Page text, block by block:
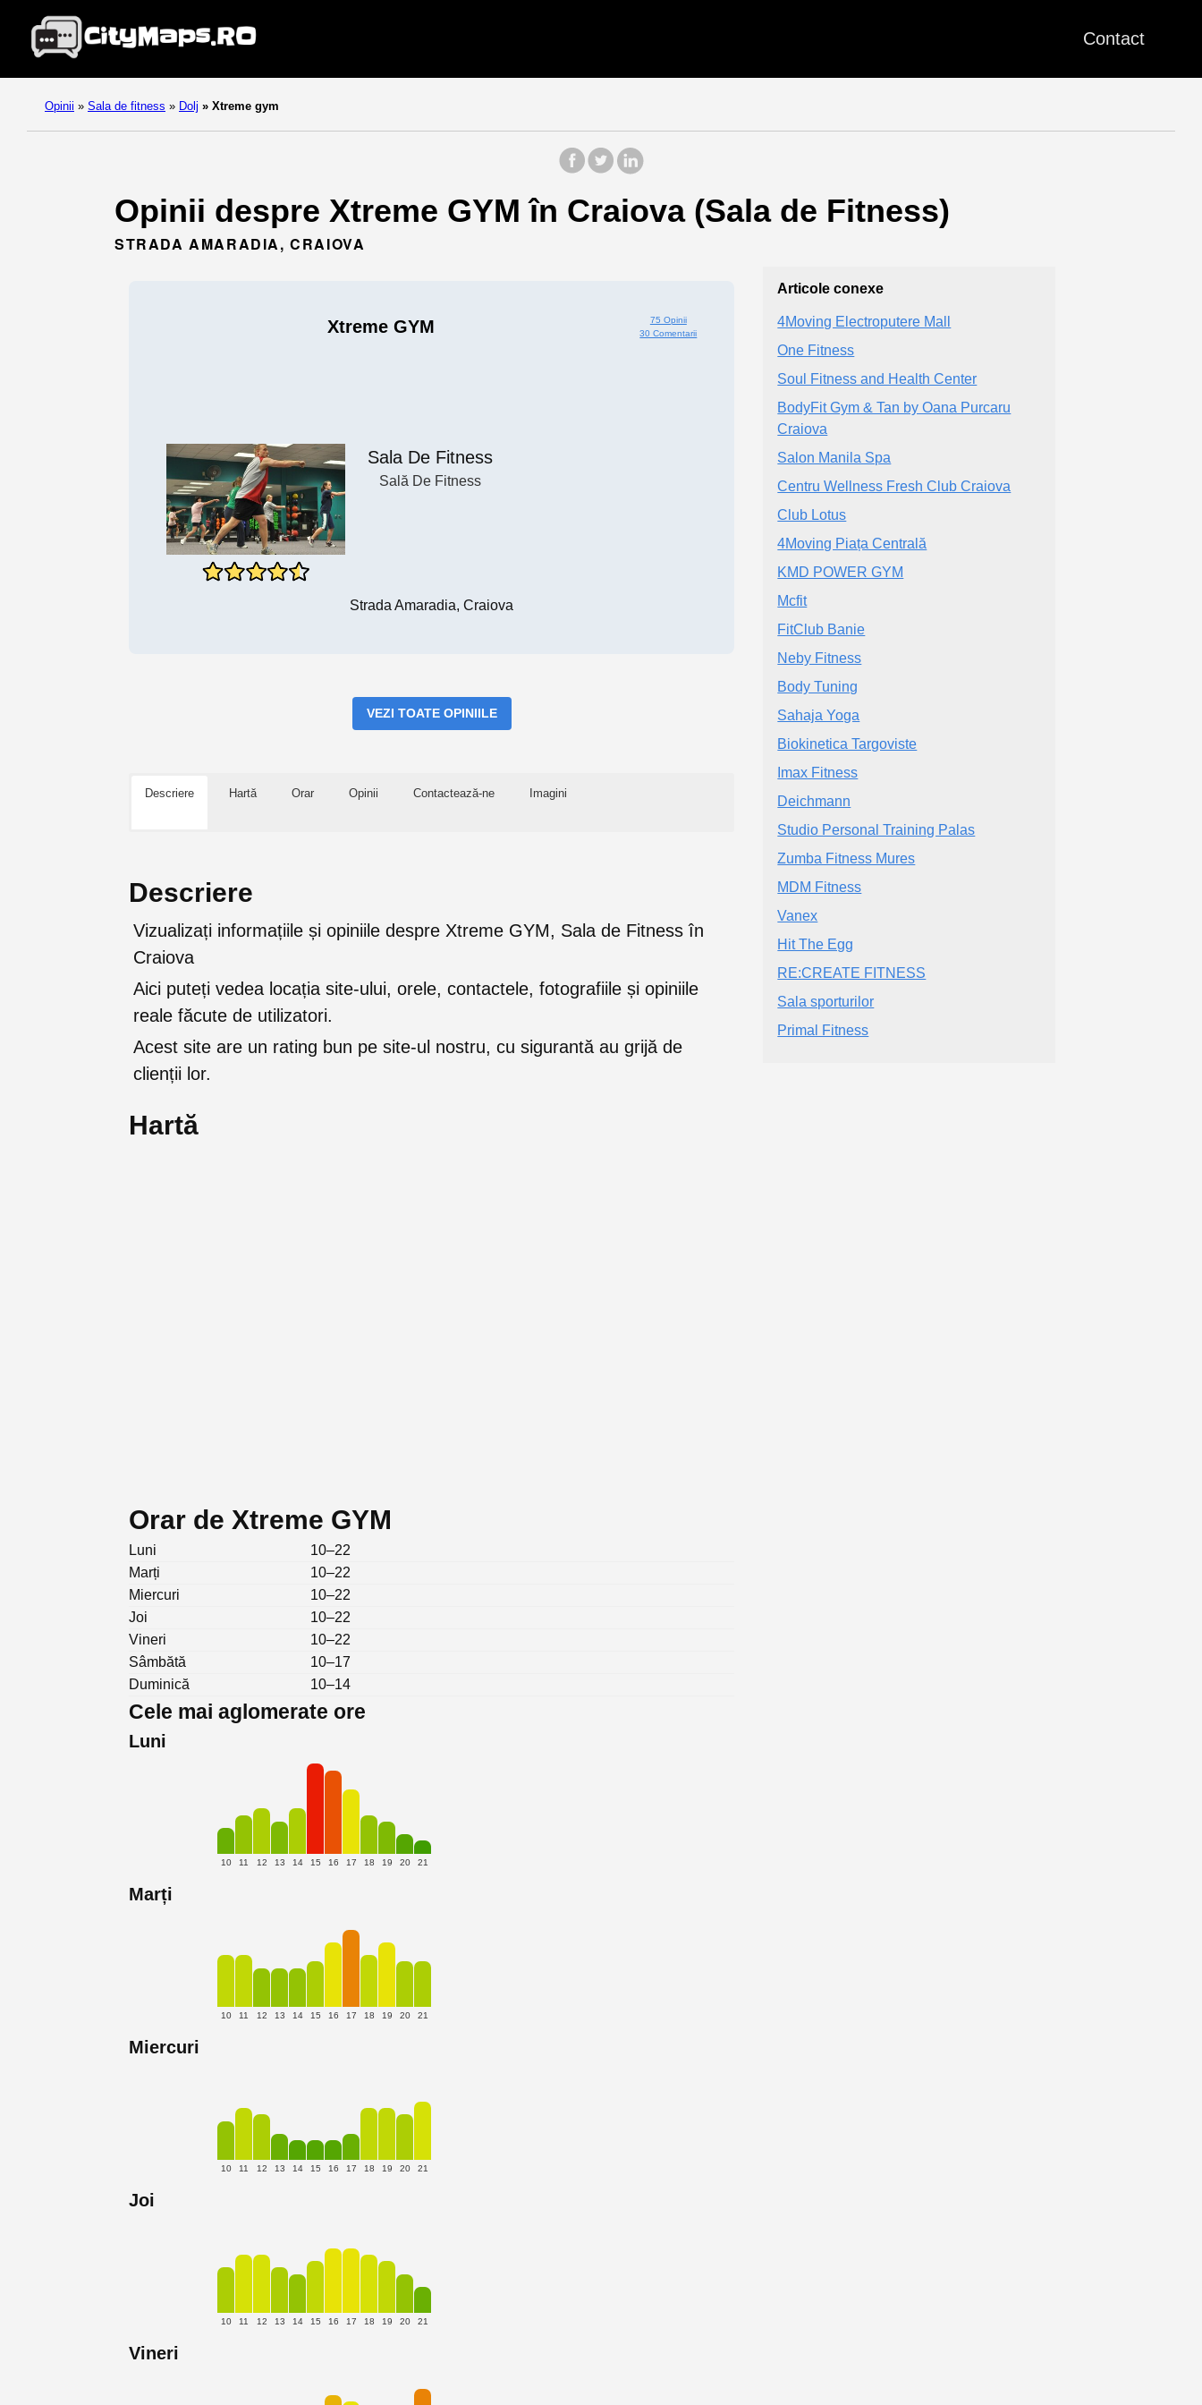
Contact
Opinii » Sala de fitness » Dolj » Xtreme gym
Opinii despre Xtreme GYM în Craiova (Sala de Fitness)
STRADA AMARADIA, CRAIOVA
Xtreme GYM
75 Opinii
30 Comentarii
Sala De Fitness
Sală De Fitness
Strada Amaradia, Craiova
VEZI TOATE OPINIILE
Descriere Hartă Orar Opinii Contactează-ne Imagini
Descriere
Vizualizați informațiile și opiniile despre Xtreme GYM, Sala de Fitness în
Craiova
Aici puteți vedea locația site-ului, orele, contactele, fotografiile și opiniile
reale făcute de utilizatori.
Acest site are un rating bun pe site-ul nostru, cu sigurantă au grijă de
clienții lor.
Hartă
Orar de Xtreme GYM
Luni
10–22
Marți
10–22
Miercuri
10–22
Joi
10–22
Vineri
10–22
Sâmbătă
10–17
Duminică
10–14
Cele mai aglomerate ore
Luni
10 11 12 13 14 15 16 17 18 19 20 21
Marți
10 11 12 13 14 15 16 17 18 19 20 21
Miercuri
10 11 12 13 14 15 16 17 18 19 20 21
Joi
10 11 12 13 14 15 16 17 18 19 20 21
Vineri
Articole conexe
4Moving Electroputere Mall
One Fitness
Soul Fitness and Health Center
BodyFit Gym & Tan by Oana Purcaru
Craiova
Salon Manila Spa
Centru Wellness Fresh Club Craiova
Club Lotus
4Moving Piața Centrală
KMD POWER GYM
Mcfit
FitClub Banie
Neby Fitness
Body Tuning
Sahaja Yoga
Biokinetica Targoviste
Imax Fitness
Deichmann
Studio Personal Training Palas
Zumba Fitness Mures
MDM Fitness
Vanex
Hit The Egg
RE:CREATE FITNESS
Sala sporturilor
Primal Fitness